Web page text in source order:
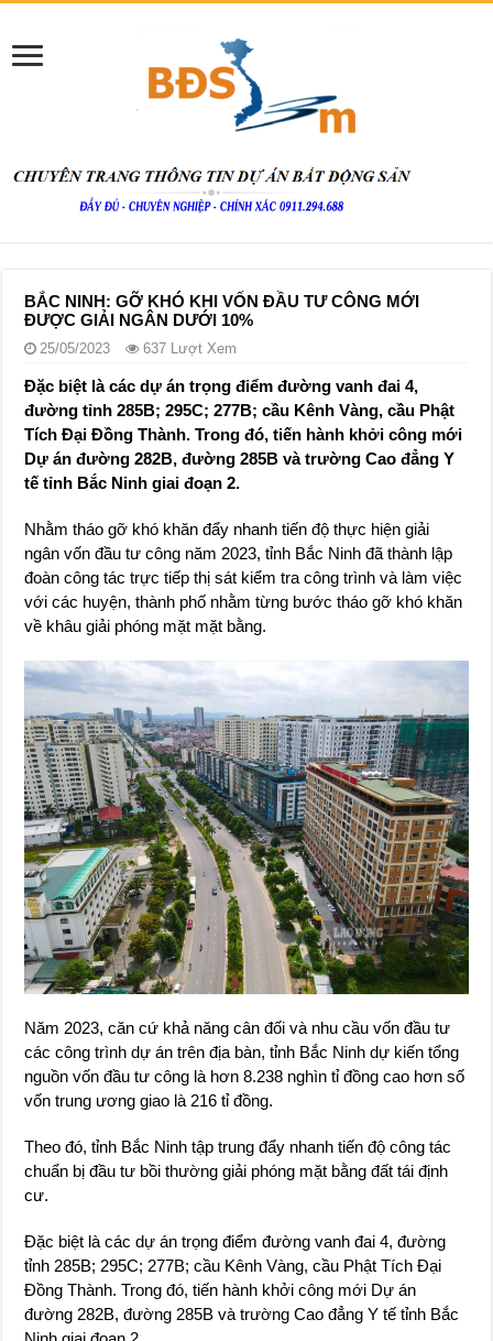
BẮC NINH: GỠ KHÓ KHI VỐN ĐẦU TƯ CÔNG MỚI
ĐƯỢC GIẢI NGÂN DƯỚI 10%
25/05/2023 637 Lượt Xem
Đặc biệt là các dự án trọng điểm đường vanh đai 4,
đường tỉnh 285B; 295C; 277B; cầu Kênh Vàng, cầu Phật
Tích Đại Đồng Thành. Trong đó, tiến hành khởi công mới
Dự án đường 282B, đường 285B và trường Cao đẳng Y
tế tỉnh Bắc Ninh giai đoạn 2.
Nhằm tháo gỡ khó khăn đẩy nhanh tiến độ thực hiện giải
ngân vốn đầu tư công năm 2023, tỉnh Bắc Ninh đã thành lập
đoàn công tác trực tiếp thị sát kiểm tra công trình và làm việc
với các huyện, thành phố nhằm từng bước tháo gỡ khó khăn
về khâu giải phóng mặt mặt bằng.
Năm 2023, căn cứ khả năng cân đối và nhu cầu vốn đầu tư
các công trình dự án trên địa bàn, tỉnh Bắc Ninh dự kiến tổng
nguồn vốn đầu tư công là hơn 8.238 nghìn tỉ đồng cao hơn số
vốn trung ương giao là 216 tỉ đồng.
Theo đó, tỉnh Bắc Ninh tập trung đẩy nhanh tiến độ công tác
chuẩn bị đầu tư bồi thường giải phóng mặt bằng đất tái định
cư.
Đặc biệt là các dự án trọng điểm đường vanh đai 4, đường
tỉnh 285B; 295C; 277B; cầu Kênh Vàng, cầu Phật Tích Đại
Đồng Thành. Trong đó, tiến hành khởi công mới Dự án
đường 282B, đường 285B và trường Cao đẳng Y tế tỉnh Bắc